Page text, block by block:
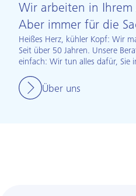
Wir arbeiten in Ihrem
Aber immer für die
Heißes Herz, kühler Kopf: Wir
Seit über 50 Jahren. Unsere
einfach: Wir tun alles dafür, Sie
Über uns